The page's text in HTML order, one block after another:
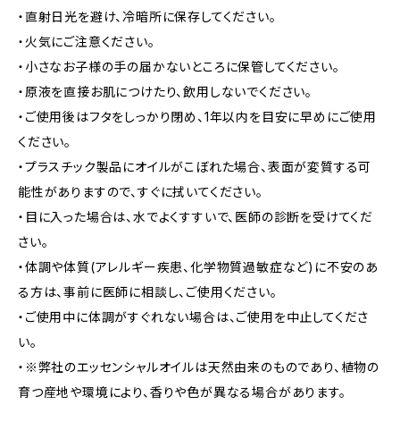
・直射日光を避け、冷暗所に保存してください。
・火気にご注意ください。
・小さなお子様の手の届かないところに保管してください。
・原液を直接お肌につけたり、飲用しないでください。
・ご使用後はフタをしっかり閉め、1年以内を目安に早めにご使用
ください。
・プラスチック製品にオイルがこぼれた場合、表面が変質する可
能性がありますので、すぐに拭いてください。
・目に入った場合は、水でよくすすいで、医師の診断を受けてくだ
さい。
・体調や体質(アレルギー疾患、化学物質過敏症など)に不安のあ
る方は、事前に医師に相談し、ご使用ください。
・ご使用中に体調がすぐれない場合は、ご使用を中止してくださ
い。
・※弊社のエッセンシャルオイルは天然由来のものであり、植物の
育つ産地や環境により、香りや色が異なる場合があります。